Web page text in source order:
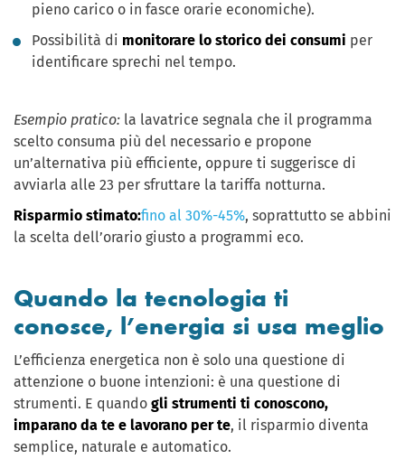
pieno carico o in fasce orarie economiche).
Possibilità di monitorare lo storico dei consumi per
identificare sprechi nel tempo.
Esempio pratico: la lavatrice segnala che il programma
scelto consuma più del necessario e propone
un’alternativa più efficiente, oppure ti suggerisce di
avviarla alle 23 per sfruttare la tariffa notturna.
Risparmio stimato:fino al 30%-45%, soprattutto se abbini
la scelta dell’orario giusto a programmi eco.
Quando la tecnologia ti
conosce, l’energia si usa meglio
L’efficienza energetica non è solo una questione di
attenzione o buone intenzioni: è una questione di
strumenti. E quando gli strumenti ti conoscono,
imparano da te e lavorano per te, il risparmio diventa
semplice, naturale e automatico.